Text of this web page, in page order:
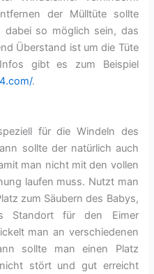
der Mülltüte sollte
so möglich sein, das
Überstand ist um die Tüte
gibt es zum Beispiel
.
für die Windeln des
sollte der natürlich auch
man nicht mit den vollen
laufen muss. Nutzt man
zum Säubern des Babys,
Standort für den Eimer
man an verschiedenen
sollte man einen Platz
stört und gut erreicht